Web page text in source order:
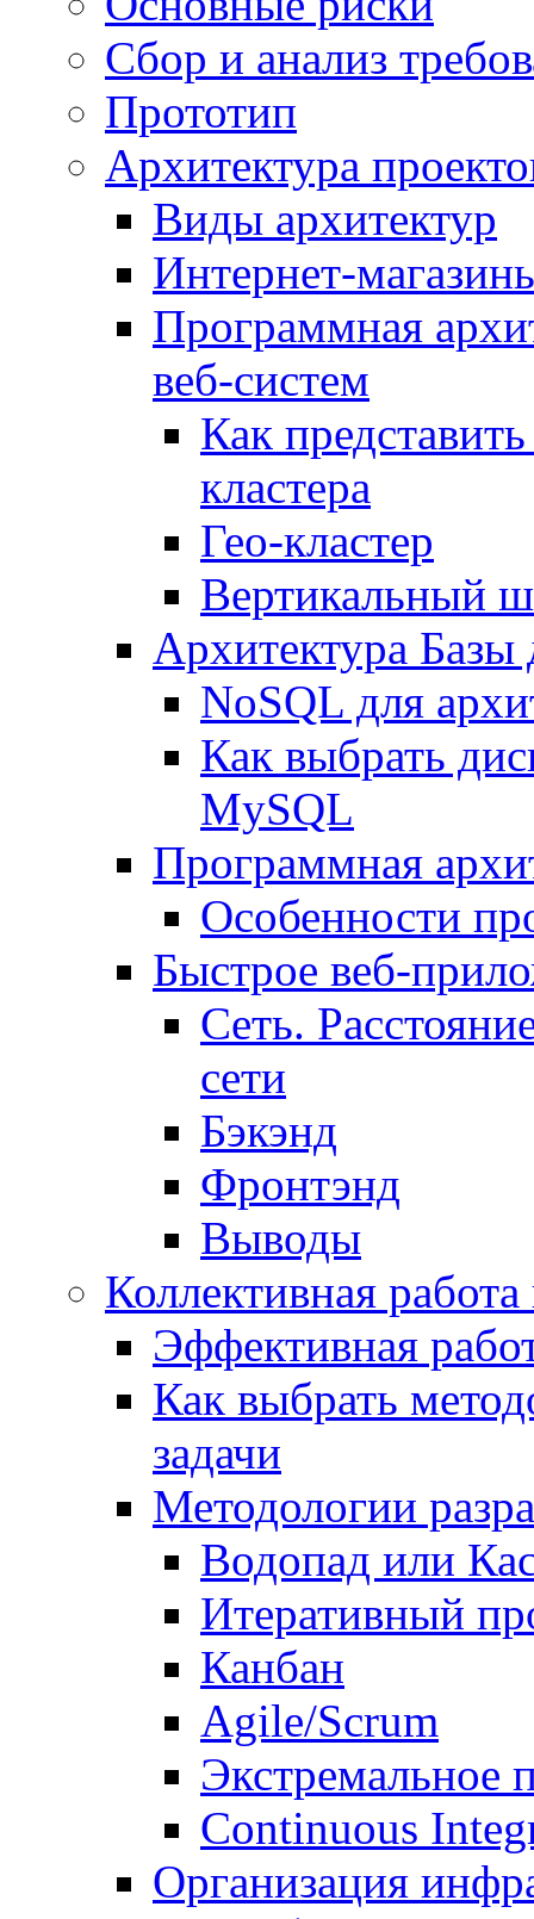
Сбор и анализ
Прототип
Архитектура
Виды архитектур
Интернет-
Программная
веб-систем
Как
кластера
Гео-кластер
Вертикальный
Архитектура
NoSQL для
Как выбрать
MySQL
Программная
Особенности
Быстрое веб-
Сеть.
сети
Бэкэнд
Фронтэнд
Выводы
Коллективная
Эффективная
Как выбрать
задачи
Методологии
Водопад или
Итеративный
Канбан
Agile/Scrum
Экстремальное
Continuous
Организация